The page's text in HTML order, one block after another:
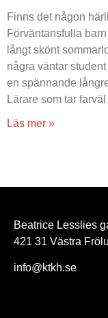
Finns det någon
Förväntansfulla
långt skönt
några väntar
en spännande
Lärare som tar
Läs mer »
Beatrice Lesslies
421 31 Västra
info@ktkh.se